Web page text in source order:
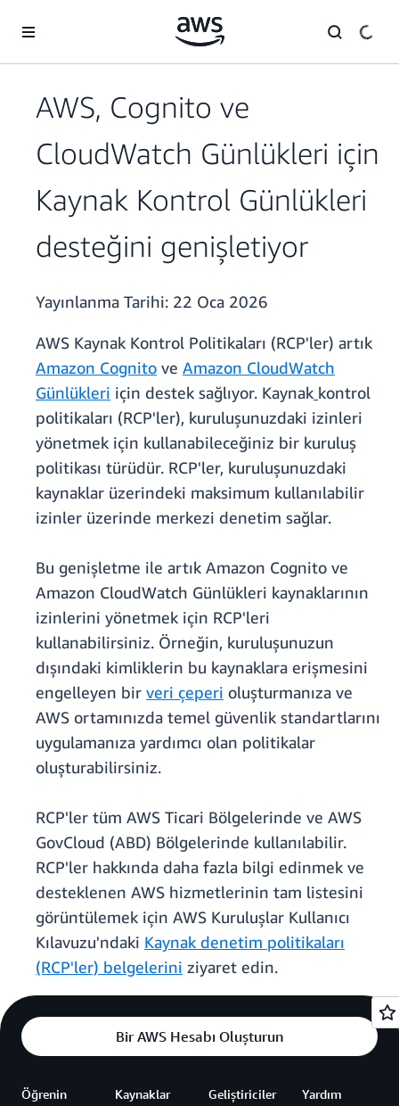
AWS, Cognito ve
CloudWatch Günlükleri için
Kaynak Kontrol Günlükleri
desteğini genişletiyor
Yayınlanma Tarihi: 22 Oca 2026
AWS Kaynak Kontrol Politikaları (RCP'ler) artık
Amazon Cognito ve Amazon CloudWatch
Günlükleri için destek sağlıyor. Kaynak kontrol
politikaları (RCP'ler), kuruluşunuzdaki izinleri
yönetmek için kullanabileceğiniz bir kuruluş
politikası türüdür. RCP'ler, kuruluşunuzdaki
kaynaklar üzerindeki maksimum kullanılabilir
izinler üzerinde merkezi denetim sağlar.
Bu genişletme ile artık Amazon Cognito ve
Amazon CloudWatch Günlükleri kaynaklarının
izinlerini yönetmek için RCP'leri
kullanabilirsiniz. Örneğin, kuruluşunuzun
dışındaki kimliklerin bu kaynaklara erişmesini
engelleyen bir veri çeperi oluşturmanıza ve
AWS ortamınızda temel güvenlik standartlarını
uygulamanıza yardımcı olan politikalar
oluşturabilirsiniz.
RCP'ler tüm AWS Ticari Bölgelerinde ve AWS
GovCloud (ABD) Bölgelerinde kullanılabilir.
RCP'ler hakkında daha fazla bilgi edinmek ve
desteklenen AWS hizmetlerinin tam listesini
görüntülemek için AWS Kuruluşlar Kullanıcı
Kılavuzu'ndaki Kaynak denetim politikaları
(RCP'ler) belgelerini ziyaret edin.
Bir AWS Hesabı Oluşturun
Öğrenin Kaynaklar Geliştiriciler Yardım